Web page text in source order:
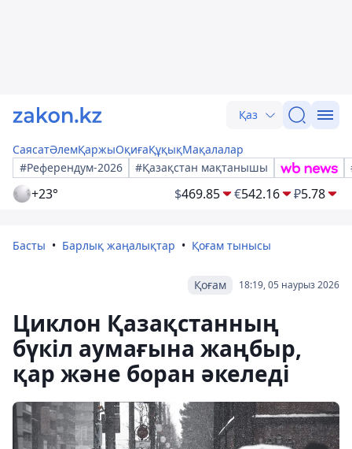
Қаз
СаясатӘлемҚаржыОқиғаҚұқықМақалалар
#Референдум-2026
#Қазақстан мақтанышы
+23° $469.85 €542.16 ₽5.78
Басты Барлық жаңалықтар Қоғам тынысы
18:19, 05 наурыз 2026
Қоғам
Циклон Қазақстанның
бүкіл аумағына жаңбыр,
қар және боран әкеледі